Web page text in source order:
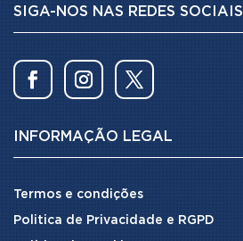
SIGA-NOS NAS REDES SOCIAIS
INFORMAÇÃO LEGAL
Termos e condições
Politica de Privacidade e RGPD